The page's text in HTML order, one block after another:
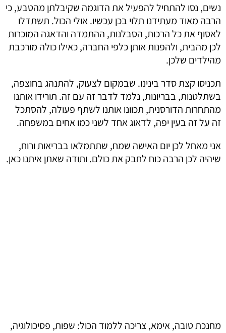
נשים, נסו להתחיל להפעיל את הדוגמה שקיבלתן מהטבע, כי
הרבה מאוד מעתידנו תלוי בכן עכשיו. אולי הכול. תשתדלו
לאסוף את כל הרכות, הסבלנות, ההתמדה והדאגה המוכרות
לכן מהבית, ולהפנות אותן כלפי החברה, כאילו כולה מורכבת
מהילדים שלכן.
תכניסו קצת סדר בינינו. שבמקום לצעוק, להתנהג בחוצפה,
בשתלטנות, בבריונות, נלמד לדבר זה עם זה. תורידו אותנו
מהתחרות הדורסנית, תכוונו אותנו לשתף פעולה, להסתכל
זה על זה בעין יפה, לדאוג אחד לשני כמו אחים במשפחה.
אני מאחל לכן יום האישה שמח, שתתמלאו בבריאות ורוח,
שיהיה לכן הרבה כוח לחבק את כולם. ותודה שאתן איתנו כאן.
מחנכת טובה, אימא, צריכה ללמוד הכול: שפות, פסיכולוגיה,